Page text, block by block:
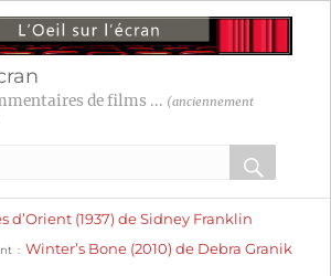
de films ... (anciennement
OK
:
d’Orient (1937) de Sidney Franklin
suivante :
Winter’s Bone (2010) de Debra Granik